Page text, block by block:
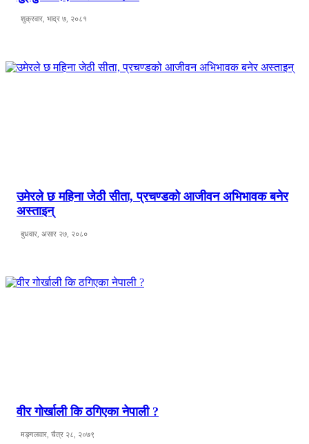
शुक्रवार, भाद्र ७, २०८१
उमेरले छ महिना जेठी सीता, प्रचण्डको आजीवन अभिभावक बनेर
अस्ताइन्
बुधवार, असार २७, २०८०
वीर गोर्खाली कि ठगिएका नेपाली ?
मङ्गलवार, चैत्र २८, २०७९